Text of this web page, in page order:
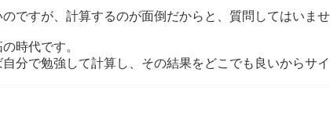
ですが、計算するのが面倒だからと、質問してはいませ
時代です。
分で勉強して計算し、その結果をどこでも良いからサ